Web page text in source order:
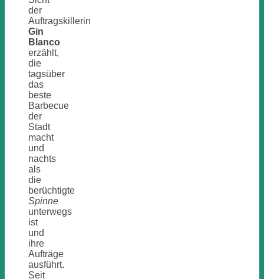
der
Auftragskillerin
Gin
Blanco
erzählt,
die
tagsüber
das
beste
Barbecue
der
Stadt
macht
und
nachts
als
die
berüchtigte
Spinne
unterwegs
ist
und
ihre
Aufträge
ausführt.
Seit